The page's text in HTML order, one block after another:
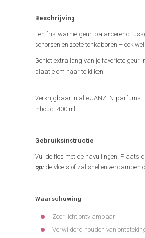
Beschrijving
Een fris-warme geur, balancerend
schorsen en zoete tonkabonen – ook
Geniet extra lang van je favoriete geur
plaatje om naar te kijken!
Verkrijgbaar in alle JANZEN-parfums.
Inhoud: 400 ml
Gebruiksinstructie
Vul de fles met de navullingen. Plaats
op:de vloeistof zal snellen verdampen
Waarschuwing
Zeer licht ontvlambaar
Verwijderd houden van